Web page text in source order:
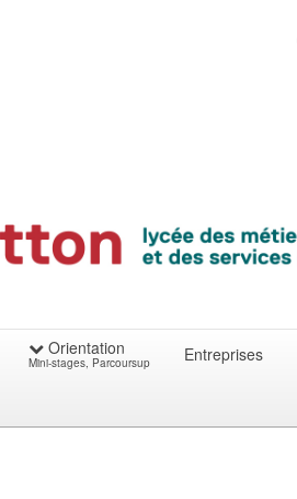
Orientation
Mini-stages, Parcoursup Entreprises